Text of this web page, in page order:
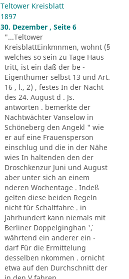
Teltower Kreisblatt
1897
30. Dezember , Seite 6
"...Teltower
KreisblattEinkmnmen, wohnt (§
welches so sein zu Tage Haus
tritt, ist ein daß der be -
Eigenthumer selbst 13 und Art.
16 , l., 2) , festes In der Nacht
des 24. August d . Js.
antworten . bemerkte der
Nachtwächter Vanselow in
Schöneberg den Angekl " wie
er auf eine Frauensperson
einschlug und die in der Nähe
wies In haltenden den der
Droschkenzur Juni und August
aber unter sich an einem
nderen Wochentage . Indeß
gelten diese beiden Regeln
nicht für Schaltfahre . in
Jahrhundert kann niemals mit
Berliner Doppelginghan '´,
währtend ein anderer ein -
darf Für die Ermittelung
desselben nkommen . ornicht
etwa auf den Durchschnitt der